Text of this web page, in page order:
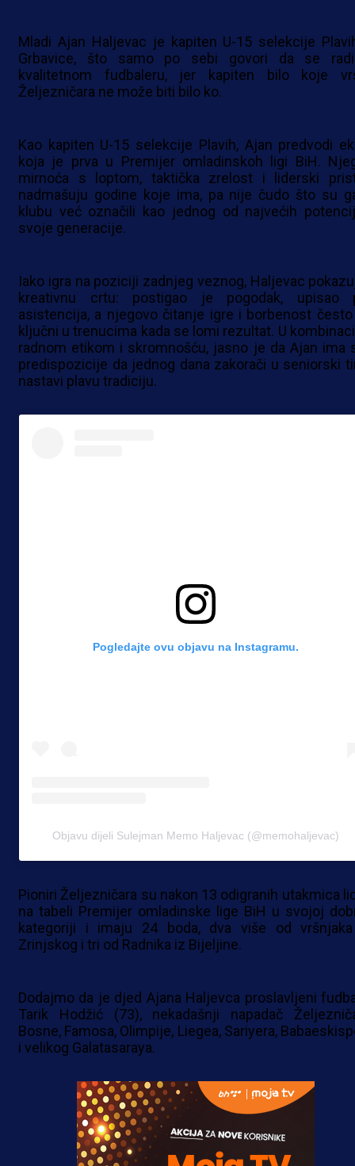
Mladi Ajan Haljevac je kapiten U-15 selekcije
Grbavice, što samo po sebi govori da se
kvalitetnom fudbaleru, jer kapiten bilo koje
Željezničara ne može biti bilo ko.
Kao kapiten U-15 selekcije Plavih, Ajan predvodi
koja je prva u Premijer omladinskoh ligi BiH.
mirnoća s loptom, taktička zrelost i liderski
nadmašuju godine koje ima, pa nije čudo što su
klubu već označili kao jednog od najvećih
svoje generacije.
Iako igra na poziciji zadnjeg veznog, Haljevac
kreativnu crtu: postigao je pogodak, upisao
asistencija, a njegovo čitanje igre i borbenost
ključni u trenucima kada se lomi rezultat. U
radnom etikom i skromnošću, jasno je da Ajan ima
predispozicije da jednog dana zakorači u seniorski
nastavi plavu tradiciju.
Pogledajte ovu objavu na Instagramu.
Objavu dijeli Sulejman Memo Haljevac (@memohaljevac)
Pioniri Željezničara su nakon 13 odigranih utakmica
na tabeli Premijer omladinske lige BiH u svojoj
kategoriji i imaju 24 boda, dva više od
Zrinjskog i tri od Radnika iz Bijeljine.
Dodajmo da je djed Ajana Haljevca proslavljeni
Tarik Hodžić (73), nekadašnji napadač
Bosne, Famosa, Olimpije, Liegea, Sariyera,
i velikog Galatasaraya.